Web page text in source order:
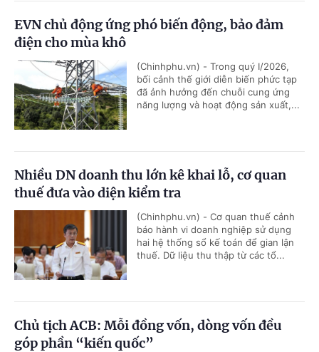
EVN chủ động ứng phó biến động, bảo đảm
điện cho mùa khô
(Chinhphu.vn) - Trong quý I/2026,
bối cảnh thế giới diễn biến phức tạp
đã ảnh hưởng đến chuỗi cung ứng
năng lượng và hoạt động sản xuất,...
Nhiều DN doanh thu lớn kê khai lỗ, cơ quan
thuế đưa vào diện kiểm tra
(Chinhphu.vn) - Cơ quan thuế cảnh
báo hành vi doanh nghiệp sử dụng
hai hệ thống sổ kế toán để gian lận
thuế. Dữ liệu thu thập từ các tổ...
Chủ tịch ACB: Mỗi đồng vốn, dòng vốn đều
góp phần “kiến quốc”